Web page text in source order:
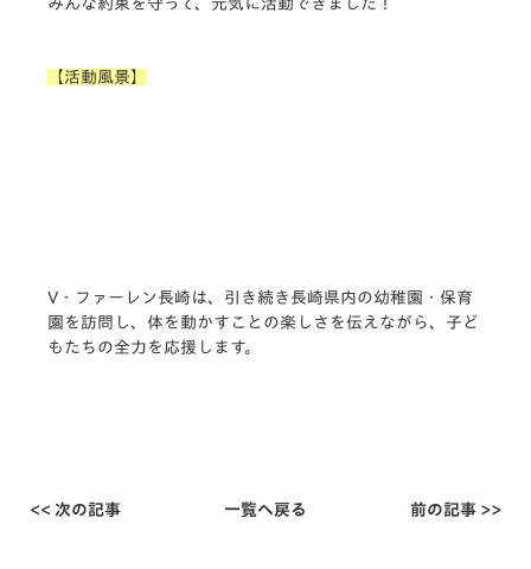
【活動風景】
V・ファーレン長崎は、引き続き長崎県内の幼稚園・保育
園を訪問し、体を動かすことの楽しさを伝えながら、子ど
もたちの全力を応援します。
<< 次の記事 一覧へ戻る 前の記事 >>